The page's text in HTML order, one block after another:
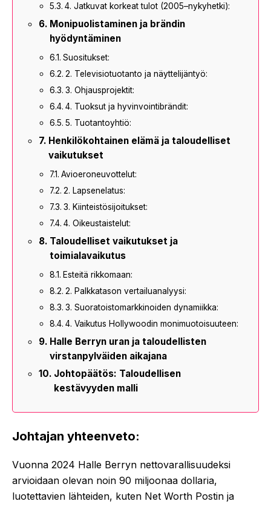
4. Jatkuvat korkeat tulot (2005–nykyhetki):
Monipuolistaminen ja brändin
hyödyntäminen
Suositukset:
2. Televisiotuotanto ja näyttelijäntyö:
3. Ohjausprojektit:
4. Tuoksut ja hyvinvointibrändit:
5. Tuotantoyhtiö:
Henkilökohtainen elämä ja taloudelliset
vaikutukset
Avioeroneuvottelut:
2. Lapsenelatus:
3. Kiinteistösijoitukset:
4. Oikeustaistelut:
Taloudelliset vaikutukset ja
toimialavaikutus
Esteitä rikkomaan:
2. Palkkatason vertailuanalyysi:
3. Suoratoistomarkkinoiden dynamiikka:
4. Vaikutus Hollywoodin monimuotoisuuteen:
Halle Berryn uran ja taloudellisten
virstanpylväiden aikajana
Johtopäätös: Taloudellisen
kestävyyden malli
Johtajan yhteenveto:
Vuonna 2024 Halle Berryn nettovarallisuudeksi
arvioidaan olevan noin 90 miljoonaa dollaria,
luotettavien lähteiden, kuten Net Worth Postin ja